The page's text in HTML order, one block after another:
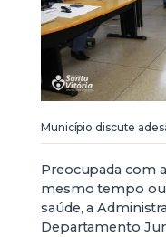
Município discute
Preocupada com
mesmo tempo
saúde, a
Departamento